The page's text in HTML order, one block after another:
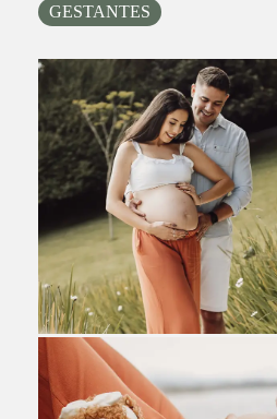
GESTANTES